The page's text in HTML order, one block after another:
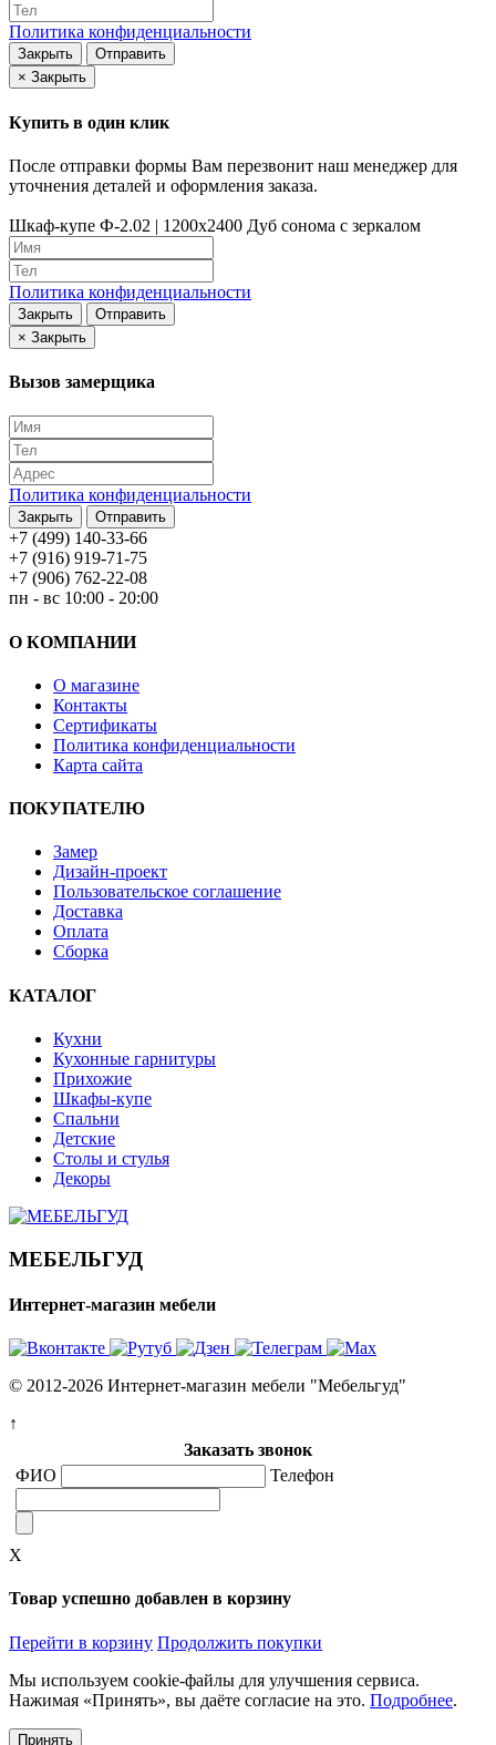
Политика конфиденциальности
Закрыть
Отправить
× Закрыть
Купить в один клик
После отправки формы Вам перезвонит наш менеджер для
уточнения деталей и оформления заказа.
Шкаф-купе Ф-2.02 | 1200x2400 Дуб сонома с зеркалом
Политика конфиденциальности
Закрыть
Отправить
× Закрыть
Вызов замерщика
Политика конфиденциальности
Закрыть Отправить
+7 (499) 140-33-66
+7 (916) 919-71-75
+7 (906) 762-22-08
пн - вс 10:00 - 20:00
О КОМПАНИИ
О магазине
Контакты
Сертификаты
Политика конфиденциальности
Карта сайта
ПОКУПАТЕЛЮ
Замер
Дизайн-проект
Пользовательское соглашение
Доставка
Оплата
Сборка
КАТАЛОГ
Кухни
Кухонные гарнитуры
Прихожие
Шкафы-купе
Спальни
Детские
Столы и стулья
Декоры
МЕБЕЛЬГУД
Интернет-магазин мебели
© 2012-2026 Интернет-магазин мебели "Мебельгуд"
↑
Заказать звонок
ФИО
Телефон
X
Товар успешно добавлен в корзину
Перейти в корзину Продолжить покупки
Мы используем cookie-файлы для улучшения сервиса.
Нажимая «Принять», вы даёте согласие на это. Подробнее.
Принять